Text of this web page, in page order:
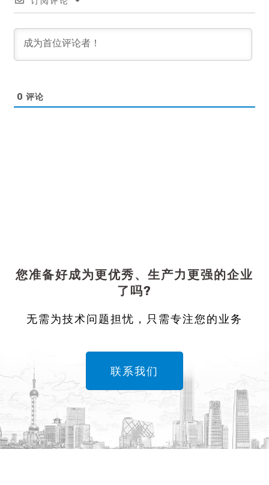
0 评论
您准备好成为更优秀、生产力更强的企业
了吗?
无需为技术问题担忧，只需专注您的业务
联系我们